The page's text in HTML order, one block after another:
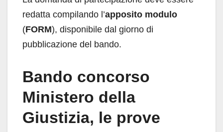
redatta compilando l’apposito modulo
(FORM), disponibile dal giorno di
pubblicazione del bando.
Bando concorso
Ministero della
Giustizia, le prove